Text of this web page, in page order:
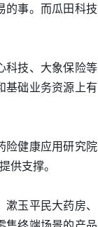
的事。而瓜田科技
科技、大象保险等
基础业务资源上有
险健康应用研究院
供支撑。
玉平民大药房、